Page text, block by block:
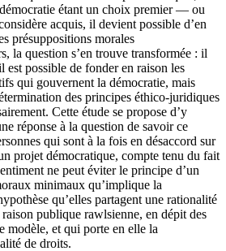
étant un choix premier — ou
acquis, il devient possible d’en
présuppositions morales
la question s’en trouve transformée : il
est possible de fonder en raison les
qui gouvernent la démocratie, mais
des principes éthico-juridiques
Cette étude se propose d’y
réponse à la question de savoir ce
qui sont à la fois en désaccord sur
projet démocratique, compte tenu du fait
ne peut éviter le principe d’un
minimaux qu’implique la
qu’elles partagent une rationalité
publique rawlsienne, en dépit des
modèle, et qui porte en elle la
de droits.